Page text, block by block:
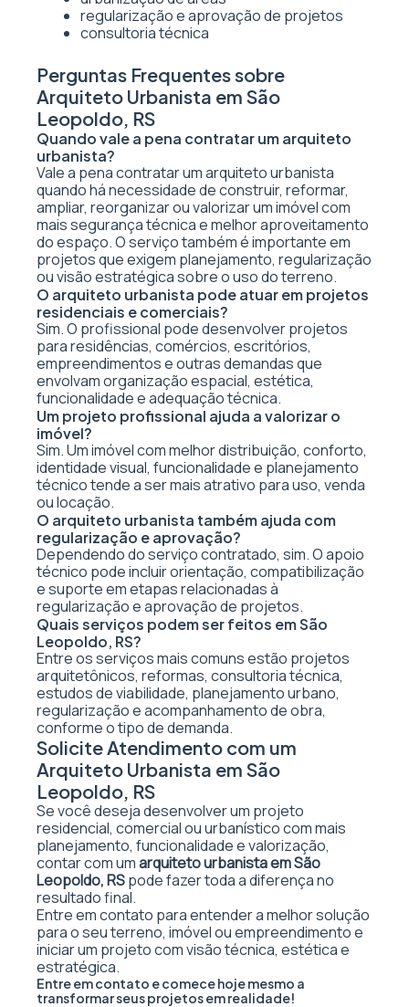
regularização e aprovação de projetos
consultoria técnica
Perguntas Frequentes sobre
Arquiteto Urbanista em São
Leopoldo, RS
Quando vale a pena contratar um arquiteto
urbanista?
Vale a pena contratar um arquiteto urbanista
quando há necessidade de construir, reformar,
ampliar, reorganizar ou valorizar um imóvel com
mais segurança técnica e melhor aproveitamento
do espaço. O serviço também é importante em
projetos que exigem planejamento, regularização
ou visão estratégica sobre o uso do terreno.
O arquiteto urbanista pode atuar em projetos
residenciais e comerciais?
Sim. O profissional pode desenvolver projetos
para residências, comércios, escritórios,
empreendimentos e outras demandas que
envolvam organização espacial, estética,
funcionalidade e adequação técnica.
Um projeto profissional ajuda a valorizar o
imóvel?
Sim. Um imóvel com melhor distribuição, conforto,
identidade visual, funcionalidade e planejamento
técnico tende a ser mais atrativo para uso, venda
ou locação.
O arquiteto urbanista também ajuda com
regularização e aprovação?
Dependendo do serviço contratado, sim. O apoio
técnico pode incluir orientação, compatibilização
e suporte em etapas relacionadas à
regularização e aprovação de projetos.
Quais serviços podem ser feitos em São
Leopoldo, RS?
Entre os serviços mais comuns estão projetos
arquitetônicos, reformas, consultoria técnica,
estudos de viabilidade, planejamento urbano,
regularização e acompanhamento de obra,
conforme o tipo de demanda.
Solicite Atendimento com um
Arquiteto Urbanista em São
Leopoldo, RS
Se você deseja desenvolver um projeto
residencial, comercial ou urbanístico com mais
planejamento, funcionalidade e valorização,
contar com umarquiteto urbanista em São
Leopoldo, RSpode fazer toda a diferença no
resultado final.
Entre em contato para entender a melhor solução
para o seu terreno, imóvel ou empreendimento e
iniciar um projeto com visão técnica, estética e
estratégica.
Entre em contato e comece hoje mesmo a
transformar seus projetos em realidade!